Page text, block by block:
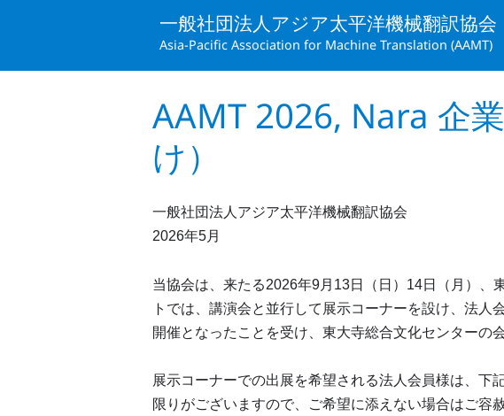
一般社団法人アジア太平洋機械翻訳協会
Asia-Pacific Association for Machine Translation (AAMT)
AAMT 2026, Nara 企
け）
一般社団法人アジア太平洋機械翻訳協会
2026年5月
当協会は、来たる2026年9月13日（日）14日（月）、
トでは、講演会と並行して展示コーナーを設け、法
開催となったことを受け、東大寺総合文化センターの
展示コーナーでの出展を希望される法人会員様は、下
限りがございますので、ご希望に添えない場合はご容